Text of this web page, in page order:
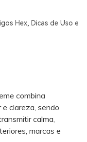
Hex, Dicas de Uso e
combina
clareza, sendo
calma,
marcas e